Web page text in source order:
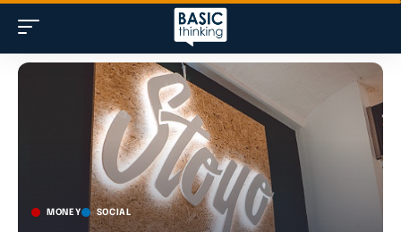
MONEY SOCIAL